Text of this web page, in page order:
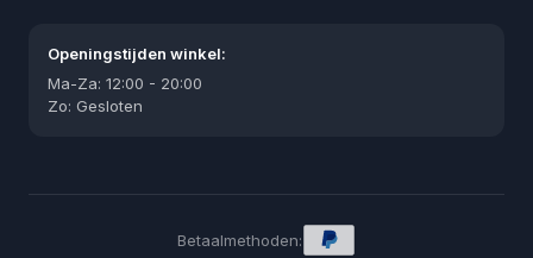
Openingstijden winkel:
Ma-Za: 12:00 - 20:00
Zo: Gesloten
Betaalmethoden: